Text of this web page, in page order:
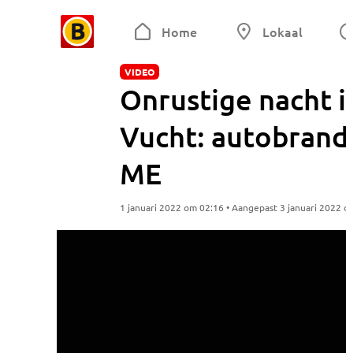
Home Lokaal
VIDEO
Onrustige nacht
Vucht:
ME
1 januari 2022 om 02:16 • Aangepast 3 januari 2022